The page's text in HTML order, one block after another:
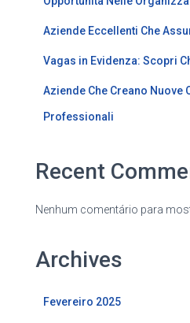
Aziende Eccellenti Che
Vagas in Evidenza: Scopri
Aziende Che Creano Nuove
Professionali
Recent
Nenhum comentário para
Archives
Fevereiro 2025